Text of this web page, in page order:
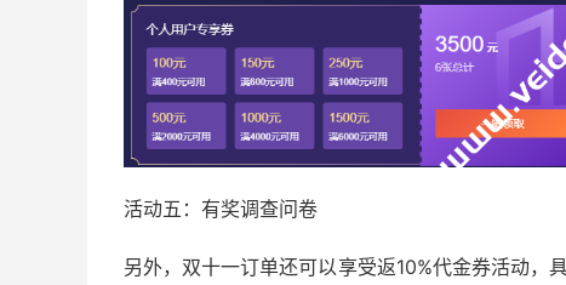
活动五：有奖调查问卷
另外，双十一订单还可以享受返10%代金券活动